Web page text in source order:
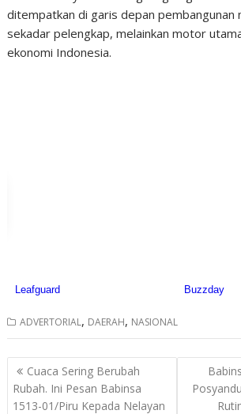
ditempatkan di garis depan pembangunan
sekadar pelengkap, melainkan motor
ekonomi Indonesia.
ADVERTORIAL, DAERAH, NASIONAL
Post
navigation
Cuaca Sering Berubah
Rubah. Ini Pesan Babinsa
1513-01/Piru Kepada Nelayan